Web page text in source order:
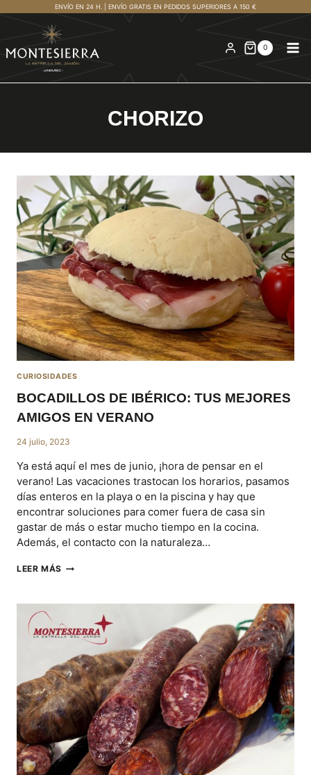
contenido
ENVÍO EN 24 H. | ENVÍO GRATIS EN PEDIDOS SUPERIORES A 150 €
0
CHORIZO
CURIOSIDADES
BOCADILLOS DE IBÉRICO: TUS MEJORES
AMIGOS EN VERANO
24 julio, 2023
Ya está aquí el mes de junio, ¡hora de pensar en el
verano! Las vacaciones trastocan los horarios, pasamos
días enteros en la playa o en la piscina y hay que
encontrar soluciones para comer fuera de casa sin
gastar de más o estar mucho tiempo en la cocina.
Además, el contacto con la naturaleza…
LEER MÁSBOCADILLOS
TUS
MEJORES
AMIGOS
EN
VERANO